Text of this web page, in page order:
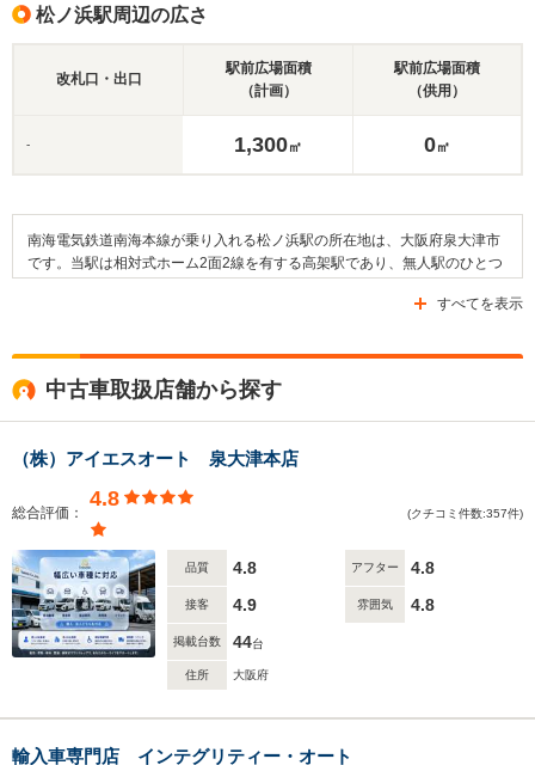
松ノ浜駅周辺の広さ
改札口・出口
駅前広場面積
（計画）
駅前広場面積
（供用）
- 1,300㎡ 0㎡
南海電気鉄道南海本線が乗り入れる松ノ浜駅の所在地は、大阪府泉大津市
です。当駅は相対式ホーム2面2線を有する高架駅であり、無人駅のひとつ
ます。駅の周辺は住宅地が広がっており、西側には大阪湾が存在します。
学校といった教育施設や、泉大津税務署、泉大津市消防署、泉大津市立総
合体育館といった公共施設があります。また、府道204号線や府道36号
線、府道29号線といった道路が整備されています。
すべてを表示
中古車取扱店舗から探す
（株）アイエスオート 泉大津本店
総合評価：
4.8
(クチコミ件数:357件)
品質 4.8 アフター 4.8
接客 4.9 雰囲気 4.8
掲載台数 44台
住所 大阪府
輸入車専門店 インテグリティー・オート